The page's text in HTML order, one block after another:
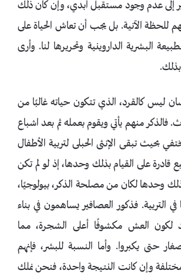
إلى عدم وجود مستقبل أبدي، وإن كان ذلك
للحظة الآنية. بل يجب أن تعاش الحياة على
البشرية الداروينية وتحريرها لنا. وأرى
ليس كالقرد، الذي تتكون حياته غالبًا من
فالذكر منهم يأتي ويقوم بعمله ثم بعد اشباع
بحيث تبقى الإنثى الحبلى لتربية الأطفال
قادرة على القيام بذلك وحدها، إذ لو لم تكن
وحدها لكان من مصلحة الذكر، بيولوجيًا،
في التربية. فذكور العصافير يساهمون في بناء
لكون العش مكشوفًا أعلى الشجرة، مما
حتى يكبروا. وأما النسبة للبشر، فإنهم
وإن كانت النتيجة واحدة، فنحن نملك